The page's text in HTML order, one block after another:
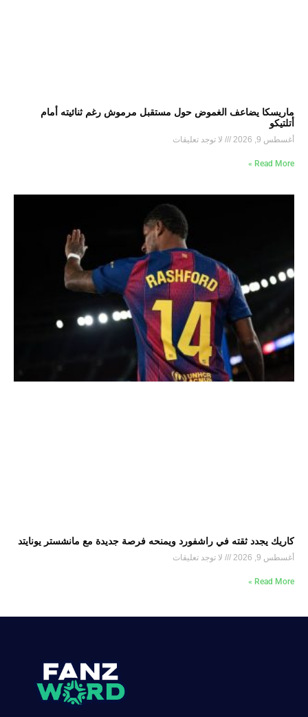
ماريسكا يضاعف الغموض حول مستقبل مرموش رغم ثنائيته أمام
أتلتيكو
أغسطس 9, 2026 لا توجد تعليقات
Read More »
كاريك يجدد ثقته في راشفورد ويمنحه فرصة جديدة مع مانشستر يونايتد
أغسطس 9, 2026 لا توجد تعليقات
Read More »